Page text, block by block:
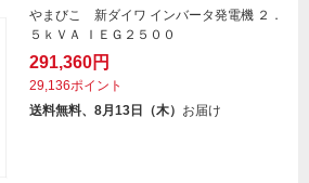
やまびこ 新ダイワ インバータ発電機 ２．
５ｋＶＡ ＩＥＧ２５００
291,360円
29,136ポイント
送料無料、8月13日（木） お届け